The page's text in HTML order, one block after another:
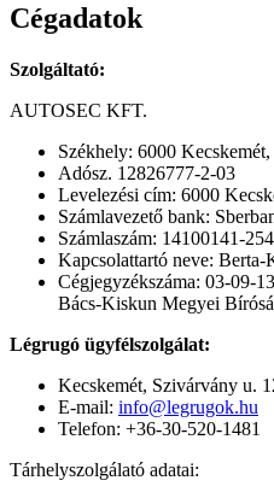
Cégadatok
Szolgáltató:
AUTOSEC KFT.
Székhely: 6000
Adósz. 12826777-2-03
Levelezési cím: 6000
Számlavezető bank:
Számlaszám: 14100141-
Kapcsolattartó neve:
Cégjegyzékszáma: 03-09-
Bács-Kiskun Megyei
Légrugó ügyfélszolgálat:
Kecskemét, Szivárvány u.
E-mail: info@legrugok.hu
Telefon: +36-30-520-1481
Tárhelyszolgálató adatai: